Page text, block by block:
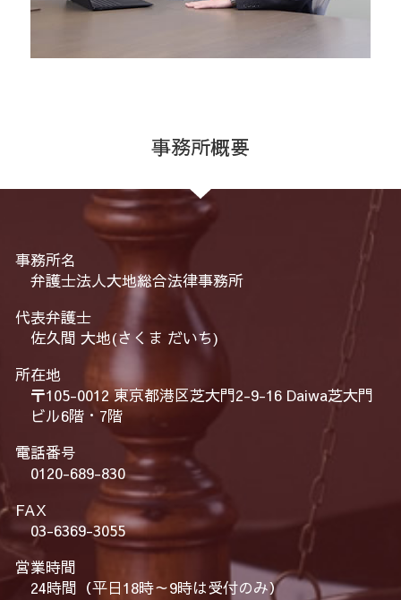
事務所概要
事務所名
弁護士法人大地総合法律事務所
代表弁護士
佐久間 大地(さくま だいち)
所在地
〒105-0012 東京都港区芝大門2-9-16 Daiwa芝大門
ビル6階・7階
電話番号
0120-689-830
FAX
03-6369-3055
営業時間
24時間（平日18時～9時は受付のみ）